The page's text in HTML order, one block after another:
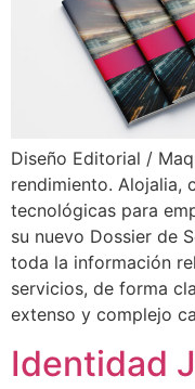
Diseño Editorial /
rendimiento. Alojalia,
tecnológicas para
su nuevo Dossier de
toda la información
servicios, de forma
extenso y complejo
Identidad